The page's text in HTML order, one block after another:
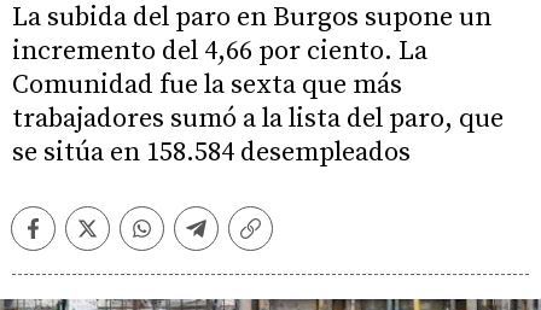
La subida del paro en Burgos supone un
incremento del 4,66 por ciento. La
Comunidad fue la sexta que más
trabajadores sumó a la lista del paro, que
se sitúa en 158.584 desempleados
FacebookTwitterWhatsappTelegramCopiar